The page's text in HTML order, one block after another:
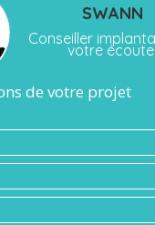
SWANN
Conseiller
votre écoute
de votre projet